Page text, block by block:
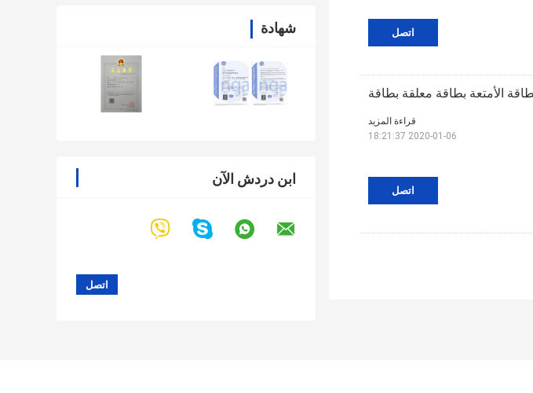
شهادة
ابن دردش الآن
اتصل
اتصل
قراءة المزيد
2020-01-06 18:21:37